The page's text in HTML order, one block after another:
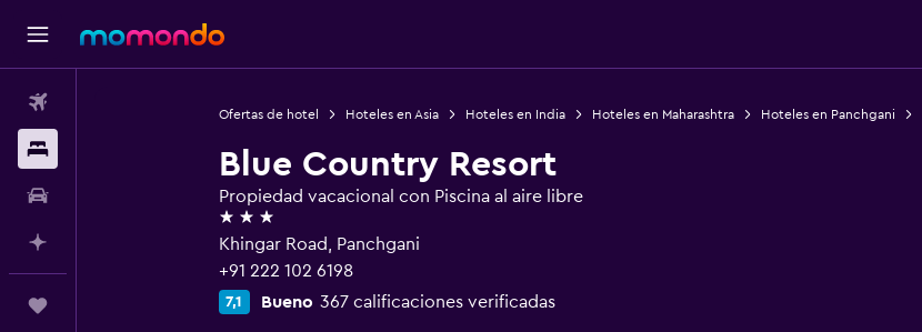
Ofertas de hotel Hoteles en Asia Hoteles en India Hoteles en Maharashtra Hoteles en Panchgani
Blue Country Resort
Propiedad vacacional con Piscina al aire libre
3 estrellas
Khingar Road, Panchgani
+91 222 102 6198
7,1 Bueno 367 calificaciones verificadas